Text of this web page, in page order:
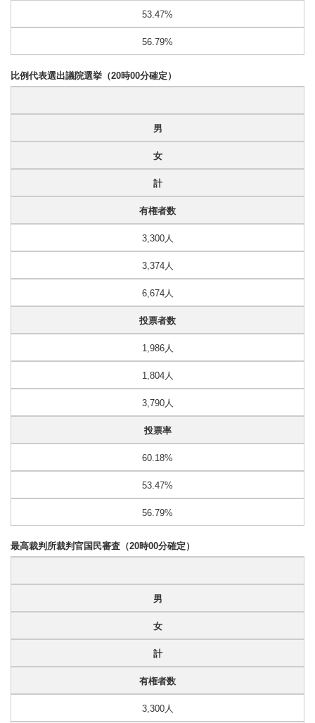
53.47%
56.79%
比例代表選出議院選挙（20時00分確定）
男
女
計
有権者数
3,300人
3,374人
6,674人
投票者数
1,986人
1,804人
3,790人
投票率
60.18%
53.47%
56.79%
最高裁判所裁判官国民審査（20時00分確定）
男
女
計
有権者数
3,300人